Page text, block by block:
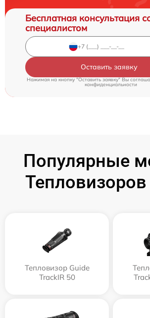
Бесплатная консультация
специалистом
Оставить заявку
Нажимая на кнопку "Оставить заявку" Вы
конфиденциальности
Популярные
Тепловизоров
Тепловизор Guide
TrackIR 50